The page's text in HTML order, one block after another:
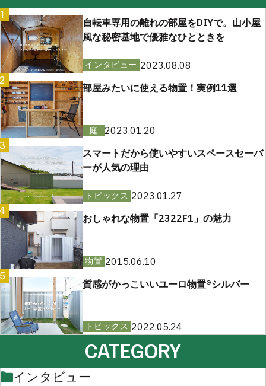
1
自転車専用の離れの部屋をDIYで。山小屋
風な秘密基地で優雅なひとときを
インタビュー 2023.08.08
2
部屋みたいに使える物置！実例11選
庭
2023.01.20
スマートだから使いやすいスペースセーバ
ーが人気の理由
トピックス 2023.01.27
おしゃれな物置「2322F1」の魅力
物置 2015.06.10
質感がかっこいいユーロ物置®︎シルバー
トピックス 2022.05.24
CATEGORY
インタビュー